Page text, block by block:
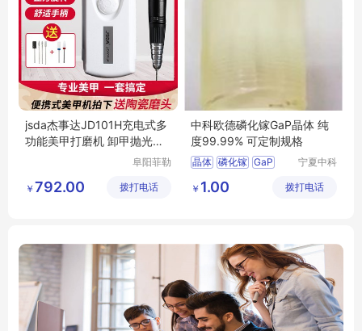
jsda杰事达JD101H充电式多
功能美甲打磨机 卸甲抛光美
阜阳菲勒
公司
￥ 792.00 拨打电话
中科欧德磷化镓GaP晶体 纯
度99.99% 可定制规格
晶体 磷化镓 GaP
宁夏中科
有限公司
￥ 1.00 拨打电话